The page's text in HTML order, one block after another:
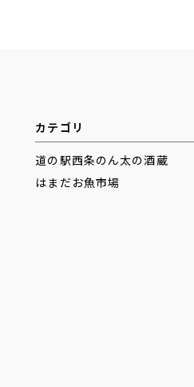
カテゴリ
道の駅西条のん太の酒蔵
はまだお魚市場